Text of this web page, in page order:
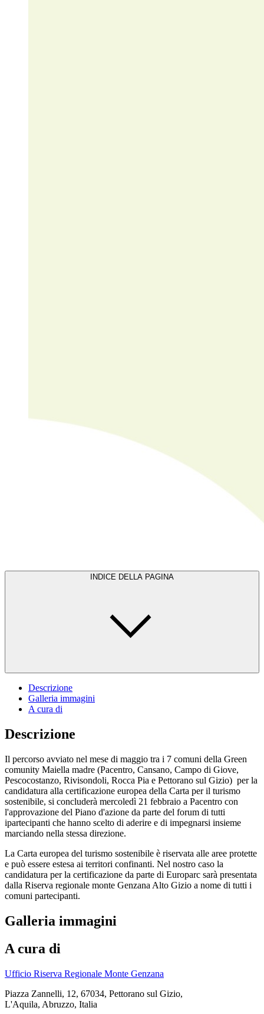
INDICE DELLA PAGINA
Descrizione
Galleria immagini
A cura di
Descrizione
Il percorso avviato nel mese di maggio tra i 7 comuni della Green
comunity Maiella madre (Pacentro, Cansano, Campo di Giove,
Pescocostanzo, Rivisondoli, Rocca Pia e Pettorano sul Gizio) per la
candidatura alla certificazione europea della Carta per il turismo
sostenibile, si concluderà mercoledì 21 febbraio a Pacentro con
l'approvazione del Piano d'azione da parte del forum di tutti
ipartecipanti che hanno scelto di aderire e di impegnarsi insieme
marciando nella stessa direzione.
La Carta europea del turismo sostenibile è riservata alle aree protette
e può essere estesa ai territori confinanti. Nel nostro caso la
candidatura per la certificazione da parte di Europarc sarà presentata
dalla Riserva regionale monte Genzana Alto Gizio a nome di tutti i
comuni partecipanti.
Galleria immagini
A cura di
Ufficio Riserva Regionale Monte Genzana
Piazza Zannelli, 12, 67034, Pettorano sul Gizio,
L'Aquila, Abruzzo, Italia